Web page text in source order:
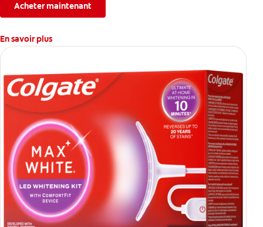
Acheter maintenant
En savoir plus